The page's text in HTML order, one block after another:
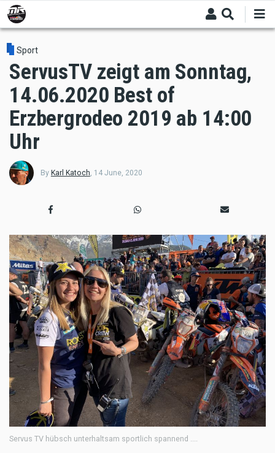
Skip
to
main
content
Sport
ServusTV zeigt am Sonntag,
14.06.2020 Best of
Erzbergrodeo 2019 ab 14:00
Uhr
By Karl Katoch 14 June, 2020
Servus TV hübsch unterhaltsam sportlich spannend ....